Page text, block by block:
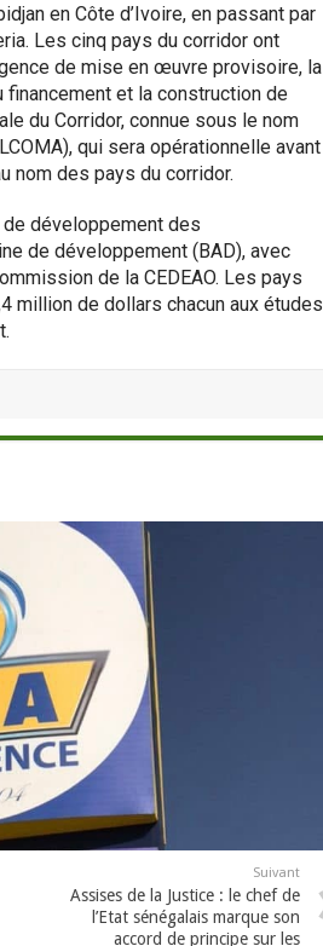
en Côte d’Ivoire, en passant par
Les cinq pays du corridor ont
de mise en œuvre provisoire, la
financement et la construction de
du Corridor, connue sous le nom
qui sera opérationnelle avant
nom des pays du corridor.
développement des
de développement (BAD), avec
de la CEDEAO. Les pays
million de dollars chacun aux études
Suivant
Assises de la Justice : le chef de
l’Etat sénégalais marque son
accord de principe sur les